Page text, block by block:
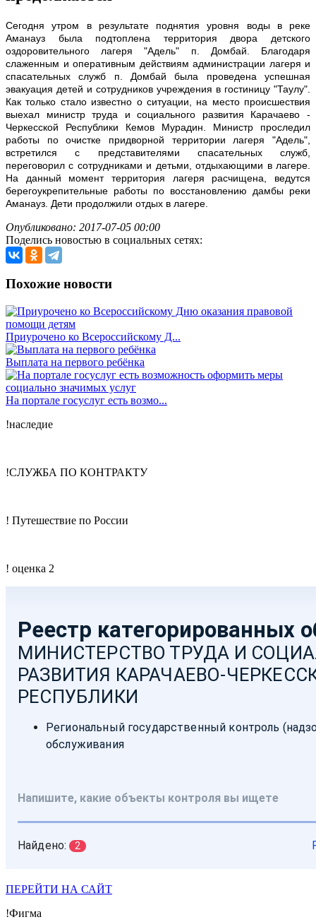
Сегодня утром в результате поднятия уровня воды в реке
Аманауз была подтоплена территория двора детского
оздоровительного лагеря "Адель" п. Домбай. Благодаря
слаженным и оперативным действиям администрации лагеря и
спасательных служб п. Домбай была проведена успешная
эвакуация детей и сотрудников учреждения в гостиницу "Таулу".
Как только стало известно о ситуации, на место происшествия
выехал министр труда и социального развития Карачаево -
Черкесской Республики Кемов Мурадин. Министр проследил
работы по очистке придворной территории лагеря "Адель",
встретился с представителями спасательных служб,
переговорил с сотрудниками и детьми, отдыхающими в лагере.
На данный момент территория лагеря расчищена, ведутся
берегоукрепительные работы по восстановлению дамбы реки
Аманауз. Дети продолжили отдых в лагере.
Опубликовано: 2017-07-05 00:00
Поделись новостью в социальных сетях:
Похожие новости
Приурочено ко Всероссийскому Д...
Выплата на первого ребёнка
На портале госуслуг есть возмо...
!наследие
!СЛУЖБА ПО КОНТРАКТУ
! Путешествие по России
! оценка 2
ПЕРЕЙТИ НА САЙТ
!Фигма